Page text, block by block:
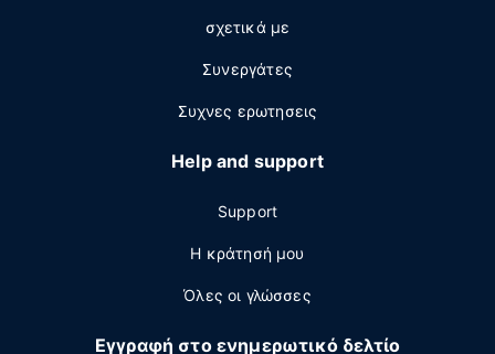
σχετικά με
Συνεργάτες
Συχνες ερωτησεις
Help and support
Support
Η κράτησή μου
Όλες οι γλώσσες
Εγγραφή στο ενημερωτικό δελτίο